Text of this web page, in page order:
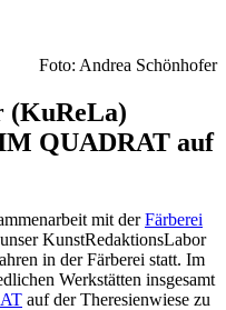
Foto: Andrea Schönhofer
(KuReLa)
QUADRAT auf
mit derFärberei
unser KunstRedaktionsLabor
in der Färberei statt. Im
Werkstätten insgesamt
auf der Theresienwiese zu